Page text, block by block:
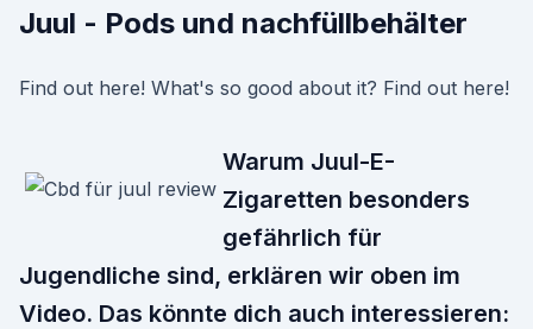
Juul - Pods und nachfüllbehälter
Find out here! What's so good about it? Find out here!
Warum Juul-E-
Zigaretten besonders
gefährlich für
Jugendliche sind, erklären wir oben im
Video. Das könnte dich auch interessieren: